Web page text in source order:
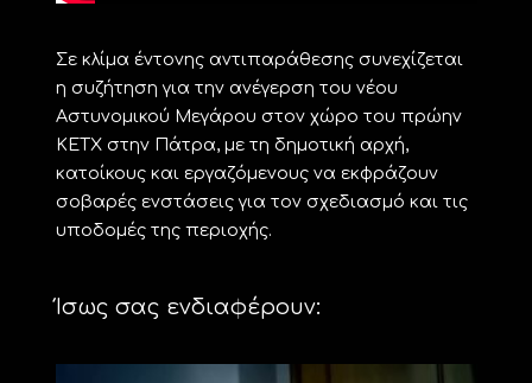
Σε κλίμα έντονης αντιπαράθεσης συνεχίζεται
η συζήτηση για την ανέγερση του νέου
Αστυνομικού Μεγάρου στον χώρο του πρώην
ΚΕΤΧ στην Πάτρα, με τη δημοτική αρχή,
κατοίκους και εργαζόμενους να εκφράζουν
σοβαρές ενστάσεις για τον σχεδιασμό και τις
υποδομές της περιοχής.
Ίσως σας ενδιαφέρουν: